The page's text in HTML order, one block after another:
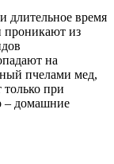
длительное время
проникают из
на
пчелами мед,
при
– домашние